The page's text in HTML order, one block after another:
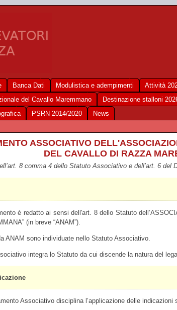
Banca Dati Modulistica e adempimenti Attività
del Cavallo Maremmano Destinazione stalloni
PSRN 2014/2020 News
ASSOCIATIVO
DEL CAVALLO DI RAZZA
8 comma 4 dello Statuto Associativo e dell’art. 6 del
è redatto ai sensi dell'art. 8 dello Statuto
(in breve “ANAM”).
ANAM sono individuate nello Statuto Associativo.
integra lo Statuto da cui discende la natura del
Associativo disciplina l’applicazione delle